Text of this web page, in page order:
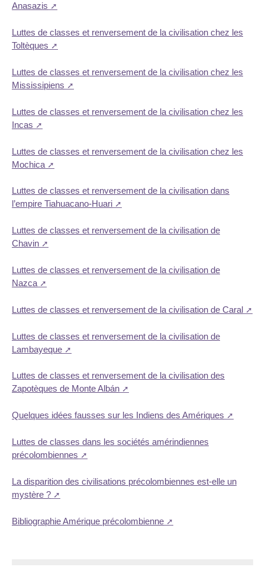
Anasazis
Luttes de classes et renversement de la civilisation chez les
Toltèques
Luttes de classes et renversement de la civilisation chez les
Mississipiens
Luttes de classes et renversement de la civilisation chez les
Incas
Luttes de classes et renversement de la civilisation chez les
Mochica
Luttes de classes et renversement de la civilisation dans
l’empire Tiahuacano-Huari
Luttes de classes et renversement de la civilisation de
Chavin
Luttes de classes et renversement de la civilisation de
Nazca
Luttes de classes et renversement de la civilisation de Caral
Luttes de classes et renversement de la civilisation de
Lambayeque
Luttes de classes et renversement de la civilisation des
Zapotèques de Monte Albán
Quelques idées fausses sur les Indiens des Amériques
Luttes de classes dans les sociétés amérindiennes
précolombiennes
La disparition des civilisations précolombiennes est-elle un
mystère ?
Bibliographie Amérique précolombienne